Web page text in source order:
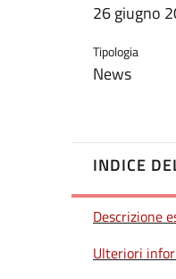
26 giugno
Tipologia
News
INDICE
Descrizione
Ulteriori